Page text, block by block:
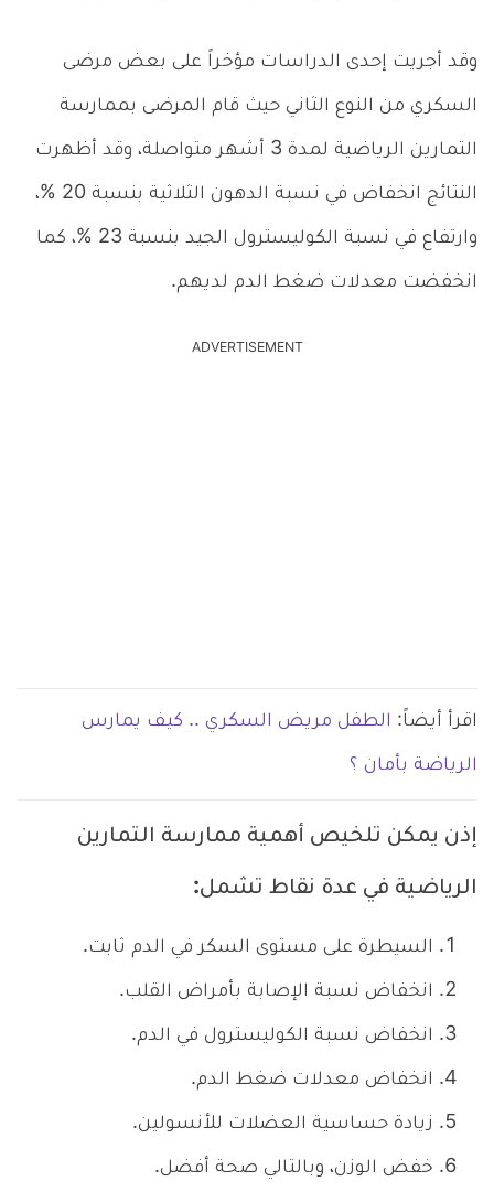
وقد أجريت إحدى الدراسات مؤخراً على بعض مرضى
السكري من النوع الثاني حيث قام المرضى بممارسة
التمارين الرياضية لمدة 3 أشهر متواصلة، وقد أظهرت
النتائج انخفاض في نسبة الدهون الثلاثية بنسبة 20 %،
وارتفاع في نسبة الكوليسترول الجيد بنسبة 23 %، كما
انخفضت معدلات ضغط الدم لديهم.
ADVERTISEMENT
اقرأ أيضاً: الطفل مريض السكري .. كيف يمارس
الرياضة بأمان ؟
إذن يمكن تلخيص أهمية ممارسة التمارين
الرياضية في عدة نقاط تشمل:
السيطرة على مستوى السكر في الدم ثابت.
انخفاض نسبة الإصابة بأمراض القلب.
انخفاض نسبة الكوليسترول في الدم.
انخفاض معدلات ضغط الدم.
زيادة حساسية العضلات للأنسولين.
خفض الوزن، وبالتالي صحة أفضل.